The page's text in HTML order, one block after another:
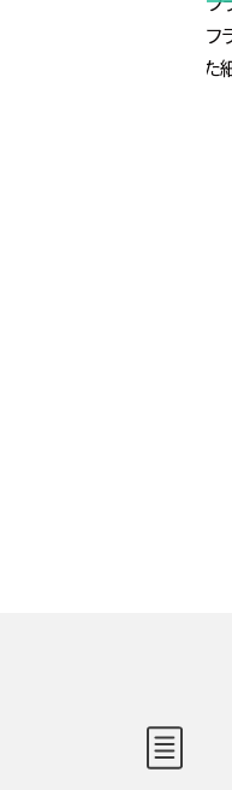
で炒め始めました。フ
ト風、チーズを混ぜた